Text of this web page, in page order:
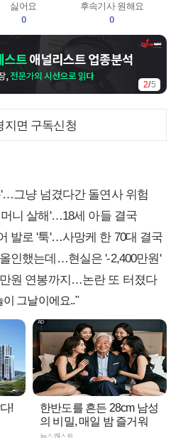
싫어요
0
후속기사 원해요
0
2/5
지면 구독신청
그냥 넘겼다간 돌연사 위험
니 살해'…18세 아들 결국
발로 '툭'…사망케 한 70대 결국
인했는데…현실은 '-2,400만원'
원 연봉까지…논란 또 터졌다
그날이에요.."
!
한반도를 흔든 28cm 남성
의 비밀, 매일 밤 즐거워